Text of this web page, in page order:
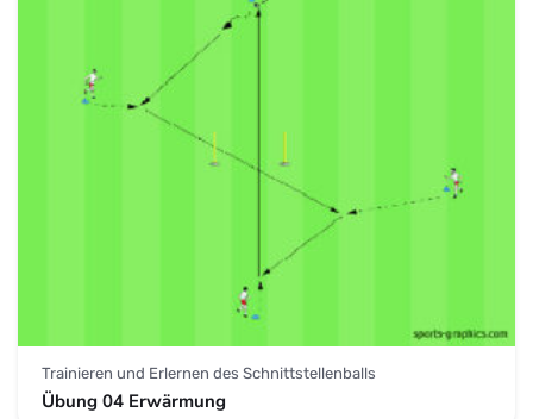
Trainieren und Erlernen des Schnittstellenballs
Übung 04 Erwärmung